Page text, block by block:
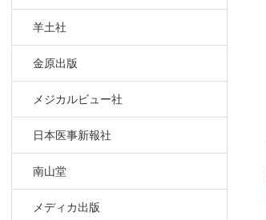
羊土社
金原出版
メジカルビュー社
日本医事新報社
南山堂
メディカ出版